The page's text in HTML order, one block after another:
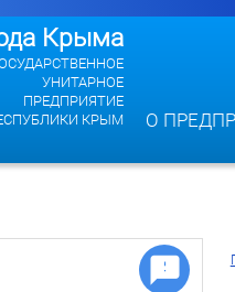
Крыма
УНИТАРНОЕ
ПРЕДПРИЯТИЕ
КРЫМ
О